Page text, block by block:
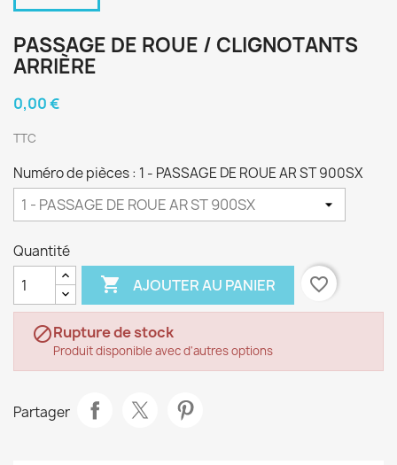
PASSAGE DE ROUE / CLIGNOTANTS
ARRIÈRE
0,00 €
TTC
Numéro de pièces : 1 - PASSAGE DE ROUE AR ST 900SX
Quantité
 AJOUTER AU PANIER favorite_border
Rupture de stock
Produit disponible avec d'autres options
Partager